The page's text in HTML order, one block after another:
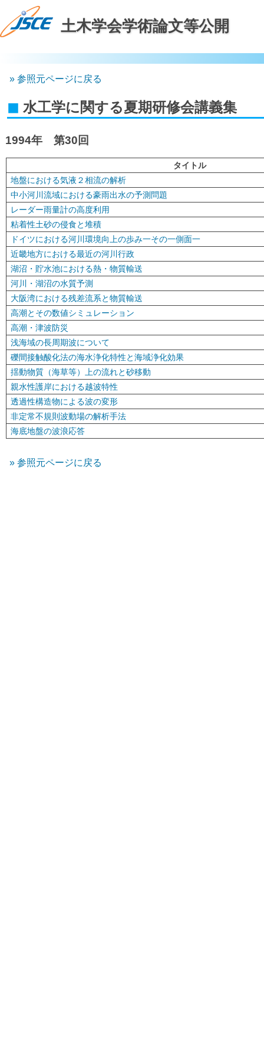
土木学会学術論文等公開
参照元ページに戻る
水工学に関する夏期研修会講義集
1994年 第30回
タイトル
地盤における気液２相流の解析
中小河川流域における豪雨出水の予測問題
レーダー雨量計の高度利用
粘着性土砂の侵食と堆積
ドイツにおける河川環境向上の歩み一その一側面一
近畿地方における最近の河川行政
湖沼・貯水池における熱・物質輸送
河川・湖沼の水質予測
大阪湾における残差流系と物質輸送
高潮とその数値シミュレーション
高潮・津波防災
浅海域の長周期波について
礫間接触酸化法の海水浄化特性と海域浄化効果
揺動物質（海草等）上の流れと砂移動
親水性護岸における越波特性
透過性構造物による波の変形
非定常不規則波動場の解析手法
海底地盤の波浪応答
参照元ページに戻る